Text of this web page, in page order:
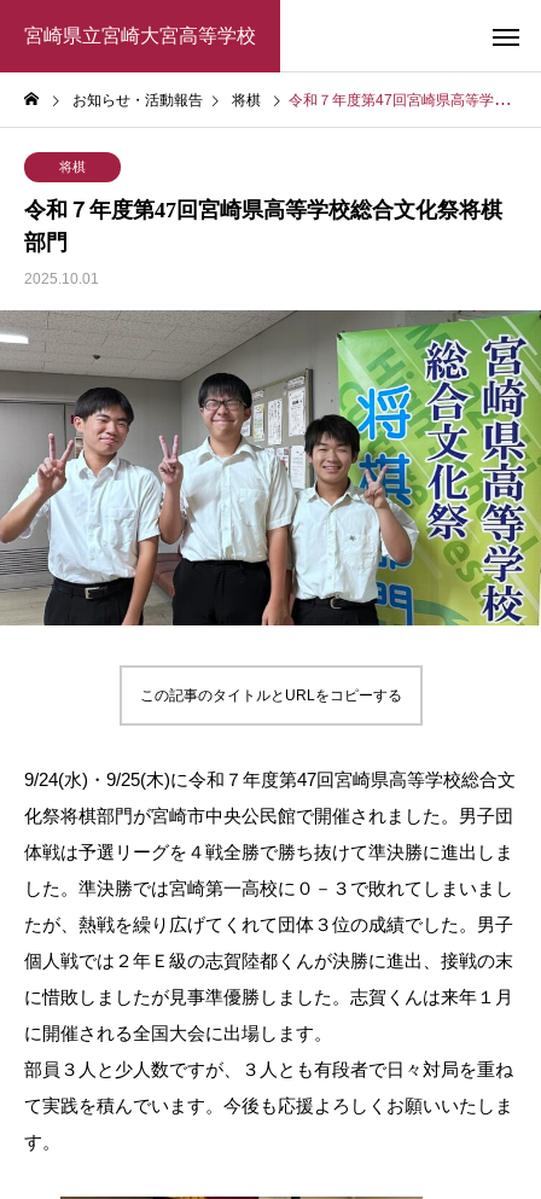
宮崎県立宮崎大宮高等学校
お知らせ・活動報告 将棋 令和７年度第47回宮崎県高等学校総合文化祭将棋部門
将棋
令和７年度第47回宮崎県高等学校総合文化祭将棋
部門
2025.10.01
この記事のタイトルとURLをコピーする
9/24(水)・9/25(木)に令和７年度第47回宮崎県高等学校総合文
化祭将棋部門が宮崎市中央公民館で開催されました。男子団
体戦は予選リーグを４戦全勝で勝ち抜けて準決勝に進出しま
した。準決勝では宮崎第一高校に０－３で敗れてしまいまし
たが、熱戦を繰り広げてくれて団体３位の成績でした。男子
個人戦では２年Ｅ級の志賀陸都くんが決勝に進出、接戦の末
に惜敗しましたが見事準優勝しました。志賀くんは来年１月
に開催される全国大会に出場します。
部員３人と少人数ですが、３人とも有段者で日々対局を重ね
て実践を積んでいます。今後も応援よろしくお願いいたしま
す。